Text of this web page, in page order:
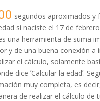
segundos aproximados y
si naciste el 17 de
una herramienta de suma
y de una buena conexión
el cálculo, solamente
dice ʼCalcular la edadʼ.
muy completa, es
de realizar el cálculo